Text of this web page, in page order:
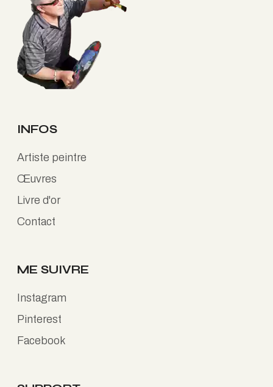
INFOS
Artiste peintre
Œuvres
Livre d'or
Contact
ME SUIVRE
Instagram
Pinterest
Facebook